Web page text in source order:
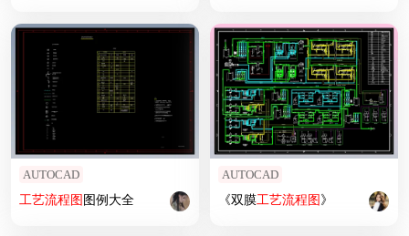
AUTOCAD
工艺流程图图例大全
AUTOCAD
《双膜工艺流程图》